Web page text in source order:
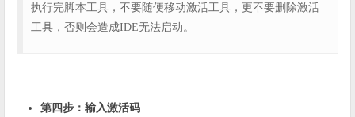
执行完脚本工具，不要随便移动激活工具，更不要删除激活
工具，否则会造成IDE无法启动。
第四步：输入激活码